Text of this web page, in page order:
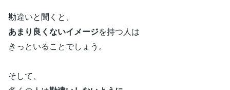
勘違いと聞くと、
あまり良くないイメージを持つ人は
きっといることでしょう。
そして、